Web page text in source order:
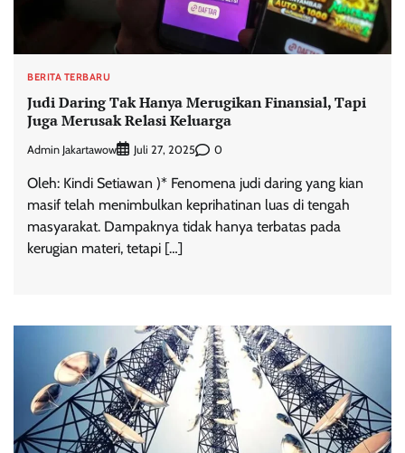
BERITA TERBARU
Judi Daring Tak Hanya Merugikan Finansial, Tapi
Juga Merusak Relasi Keluarga
Admin Jakartawow Juli 27, 2025 0
Oleh: Kindi Setiawan )* Fenomena judi daring yang kian
masif telah menimbulkan keprihatinan luas di tengah
masyarakat. Dampaknya tidak hanya terbatas pada
kerugian materi, tetapi […]